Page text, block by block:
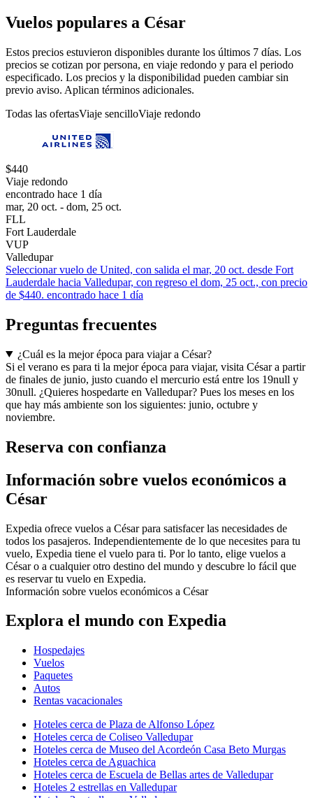
Vuelos populares a César
Estos precios estuvieron disponibles durante los últimos 7 días. Los
precios se cotizan por persona, en viaje redondo y para el periodo
especificado. Los precios y la disponibilidad pueden cambiar sin
previo aviso. Aplican términos adicionales.
Todas las ofertasViaje sencilloViaje redondo
$440
Viaje redondo
encontrado hace 1 día
mar, 20 oct. - dom, 25 oct.
FLL
Fort Lauderdale
VUP
Valledupar
Seleccionar vuelo de United, con salida el mar, 20 oct. desde Fort
Lauderdale hacia Valledupar, con regreso el dom, 25 oct., con precio
de $440. encontrado hace 1 día
Preguntas frecuentes
¿Cuál es la mejor época para viajar a César?
Si el verano es para ti la mejor época para viajar, visita César a partir
de finales de junio, justo cuando el mercurio está entre los 19null y
30null. ¿Quieres hospedarte en Valledupar? Pues los meses en los
que hay más ambiente son los siguientes: junio, octubre y
noviembre.
Reserva con confianza
Información sobre vuelos económicos a
César
Expedia ofrece vuelos a César para satisfacer las necesidades de
todos los pasajeros. Independientemente de lo que necesites para tu
vuelo, Expedia tiene el vuelo para ti. Por lo tanto, elige vuelos a
César o a cualquier otro destino del mundo y descubre lo fácil que
es reservar tu vuelo en Expedia.
Información sobre vuelos económicos a César
Explora el mundo con Expedia
Hospedajes
Vuelos
Paquetes
Autos
Rentas vacacionales
Hoteles cerca de Plaza de Alfonso López
Hoteles cerca de Coliseo Valledupar
Hoteles cerca de Museo del Acordeón Casa Beto Murgas
Hoteles cerca de Aguachica
Hoteles cerca de Escuela de Bellas artes de Valledupar
Hoteles 2 estrellas en Valledupar